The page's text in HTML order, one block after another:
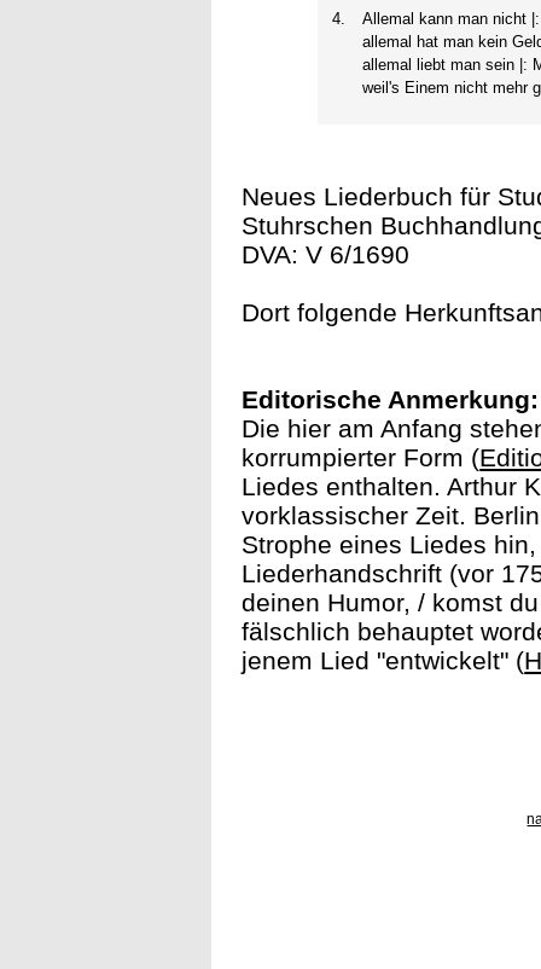
4.
Allemal kann man nicht
allemal hat man kein
allemal liebt man sein |:
weil's Einem nicht mehr
Neues Liederbuch für
Stuhrschen
DVA: V 6/1690
Dort folgende
Editorische Anmerkung:
Die hier am Anfang
korrumpierter Form (
Liedes enthalten. Arthur
vorklassischer Zeit.
Strophe eines Liedes
Liederhandschrift (vor
deinen Humor, / komst
fälschlich behauptet
jenem Lied "entwickelt" (